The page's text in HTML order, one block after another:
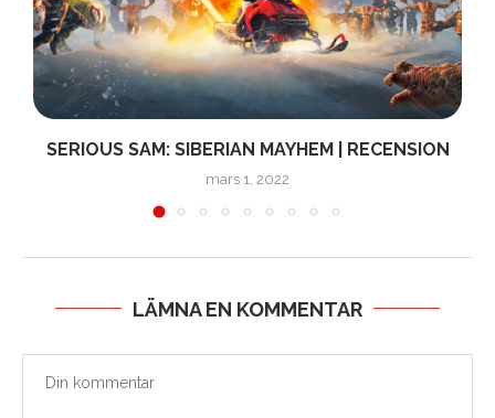
SERIOUS SAM: SIBERIAN MAYHEM | RECENSION
mars 1, 2022
LÄMNA EN KOMMENTAR